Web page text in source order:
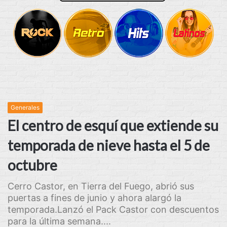
Generales
El centro de esquí que extiende su
temporada de nieve hasta el 5 de
octubre
Cerro Castor, en Tierra del Fuego, abrió sus
puertas a fines de junio y ahora alargó la
temporada.Lanzó el Pack Castor con descuentos
para la última semana....